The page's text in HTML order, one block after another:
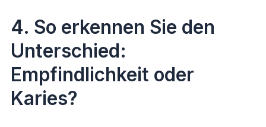
4. So erkennen Sie den
Unterschied:
Empfindlichkeit oder
Karies?